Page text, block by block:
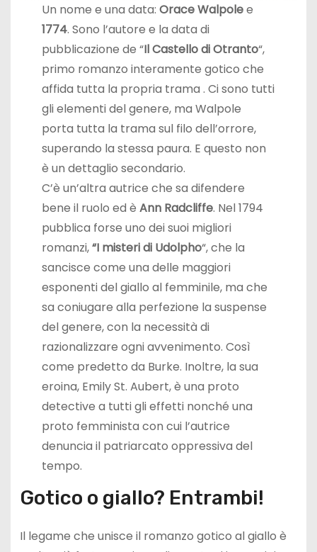
Un nome e una data:Orace Walpolee
1774. Sono l’autore e la data di
pubblicazione de “Il Castello di Otranto“,
primo romanzo interamente gotico che
affida tutta la propria trama . Ci sono tutti
gli elementi del genere, ma Walpole
porta tutta la trama sul filo dell’orrore,
superando la stessa paura. E questo non
è un dettaglio secondario.
C’è un’altra autrice che sa difendere
bene il ruolo ed èAnn Radcliffe. Nel 1794
pubblica forse uno dei suoi migliori
romanzi,“I misteri di Udolpho“, che la
sancisce come una delle maggiori
esponenti del giallo al femminile, ma che
sa coniugare alla perfezione la suspense
del genere, con la necessità di
razionalizzare ogni avvenimento. Così
come predetto da Burke. Inoltre, la sua
eroina, Emily St. Aubert, è una proto
detective a tutti gli effetti nonché una
proto femminista con cui l’autrice
denuncia il patriarcato oppressiva del
tempo.
Gotico o giallo? Entrambi!
Il legame che unisce il romanzo gotico al giallo è